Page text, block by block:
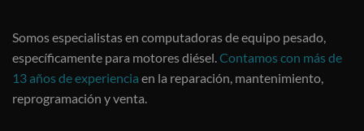
Somos especialistas en computadoras de equipo pesado,
específicamente para motores diésel.Contamos con más de
13 años de experiencia en la reparación, mantenimiento,
reprogramación y venta.